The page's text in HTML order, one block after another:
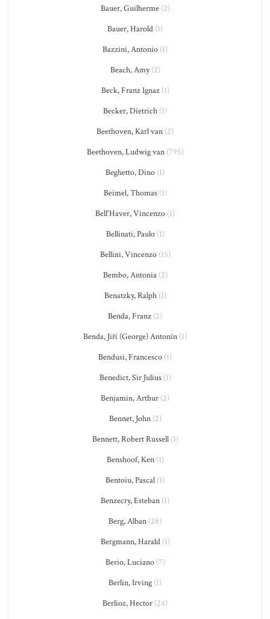
Bauer, Guilherme(2)
Bauer, Harold (1)
Bazzini, Antonio (1)
Beach, Amy(2)
Beck, Franz Ignaz(1)
Becker, Dietrich (1)
Beethoven, Karl van (2)
Beethoven, Ludwig van(795)
Beghetto, Dino (1)
Beimel, Thomas(1)
Bell'Haver, Vincenzo (1)
Bellinati, Paulo(1)
Bellini, Vincenzo(15)
Bembo, Antonia(2)
Benatzky, Ralph(1)
Benda, Franz (2)
Benda, Jiří (George) Antonín (1)
Bendusi, Francesco (1)
Benedict, Sir Julius(1)
Benjamin, Arthur (2)
Bennet, John(2)
Bennett, Robert Russell(1)
Benshoof, Ken(1)
Bentoiu, Pascal (1)
Benzecry, Esteban (1)
Berg, Alban (28)
Bergmann, Harald(1)
Berio, Luciano(7)
Berlin, Irving (1)
Berlioz, Hector (24)